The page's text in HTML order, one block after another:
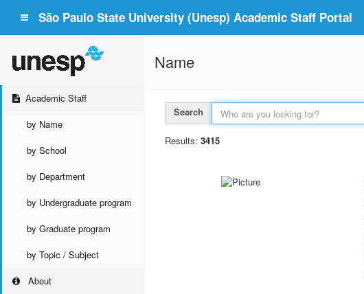
São Paulo State University (Unesp) Academic Staff Portal
Academic Staff
by Name
by School
by Department
by Undergraduate program
by Graduate program
by Topic / Subject
About
Name
Search
Results: 3415